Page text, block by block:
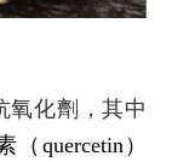
氧化劑，其中
quercetin）